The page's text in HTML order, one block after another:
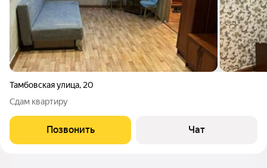
Тамбовская улица, 20
Сдам квартиру
Позвонить Чат